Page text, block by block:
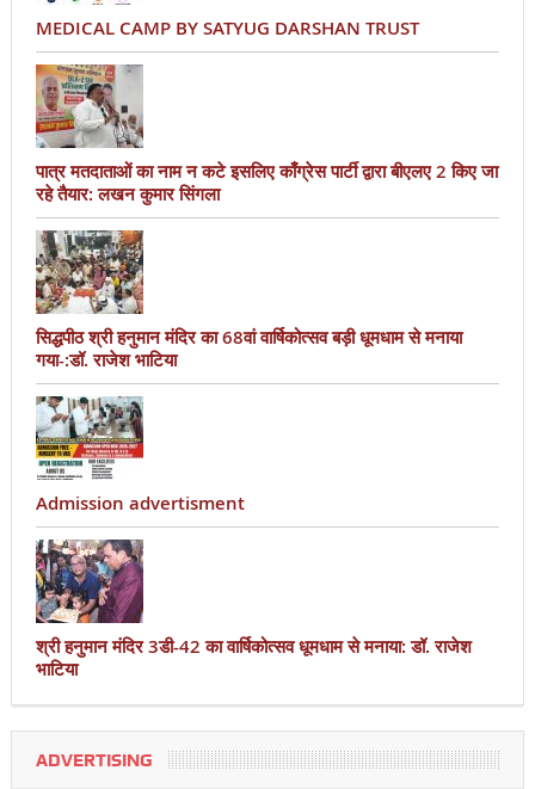
MEDICAL CAMP BY SATYUG DARSHAN TRUST
पात्र मतदाताओं का नाम न कटे इसलिए काँग्रेस पार्टी द्वारा बीएलए 2 किए जा
रहे तैयार: लखन कुमार सिंगला
सिद्धपीठ श्री हनुमान मंदिर का 68वां वार्षिकोत्सव बड़ी धूमधाम से मनाया
गया-:डॉ. राजेश भाटिया
Admission advertisment
श्री हनुमान मंदिर 3डी-42 का वार्षिकोत्सव धूमधाम से मनाया: डॉ. राजेश
भाटिया
ADVERTISING